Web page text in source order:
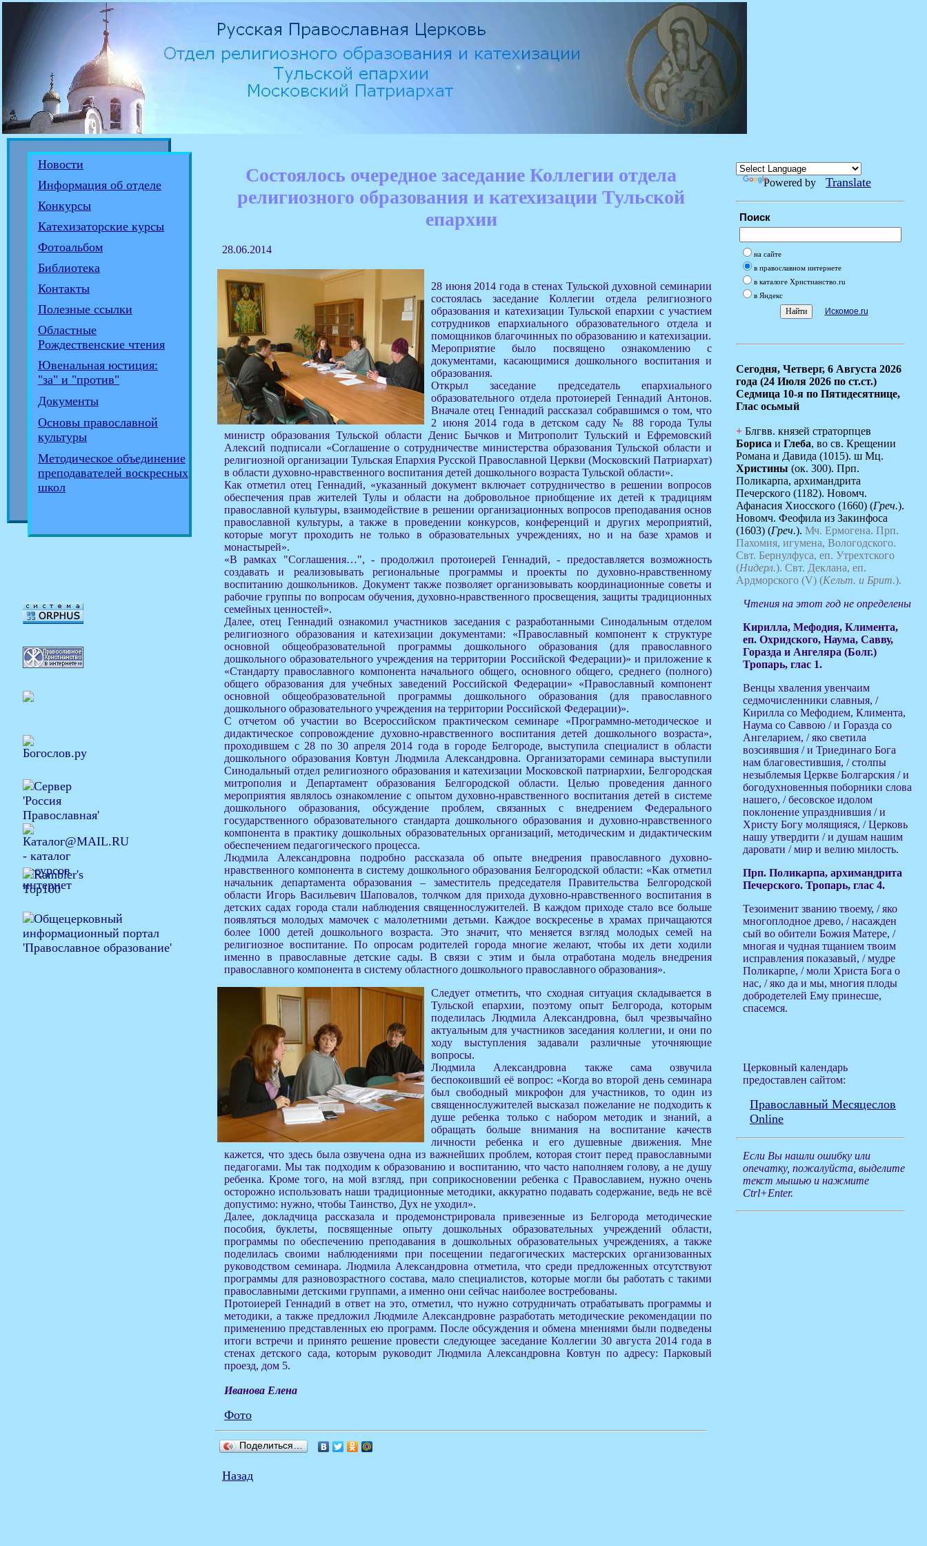
Новости
Информация об отделе
Конкурсы
Катехизаторские курсы
Фотоальбом
Библиотека
Контакты
Полезные ссылки
Областные
Рождественские чтения
Ювенальная юстиция:
"за" и "против"
Документы
Основы православной
культуры
Методическое объединение
преподавателей воскресных
школ
Состоялось очередное заседание Коллегии отдела
религиозного образования и катехизации Тульской
епархии
28.06.2014
28 июня 2014 года в стенах Тульской духовной семинарии
состоялась заседание Коллегии отдела религиозного
образования и катехизации Тульской епархии с участием
сотрудников епархиального образовательного отдела и
помощников благочинных по образованию и катехизации.
Мероприятие было посвящено ознакомлению с
документами, касающимися дошкольного воспитания и
образования.
Открыл заседание председатель епархиального
образовательного отдела протоиерей Геннадий Антонов.
Вначале отец Геннадий рассказал собравшимся о том, что
2 июня 2014 года в детском саду № 88 города Тулы
министр образования Тульской области Денис Бычков и Митрополит Тульский и Ефремовский
Алексий подписали «Соглашение о сотрудничестве министерства образования Тульской области и
религиозной организации Тульская Епархия Русской Православной Церкви (Московский Патриархат)
в области духовно-нравственного воспитания детей дошкольного возраста Тульской области».
Как отметил отец Геннадий, «указанный документ включает сотрудничество в решении вопросов
обеспечения прав жителей Тулы и области на добровольное приобщение их детей к традициям
православной культуры, взаимодействие в решении организационных вопросов преподавания основ
православной культуры, а также в проведении конкурсов, конференций и других мероприятий,
которые могут проходить не только в образовательных учреждениях, но и на базе храмов и
монастырей».
«В рамках "Соглашения…", - продолжил протоиерей Геннадий, - предоставляется возможность
создавать и реализовывать региональные программы и проекты по духовно-нравственному
воспитанию дошкольников. Документ также позволяет организовывать координационные советы и
рабочие группы по вопросам обучения, духовно-нравственного просвещения, защиты традиционных
семейных ценностей».
Далее, отец Геннадий ознакомил участников заседания с разработанными Синодальным отделом
религиозного образования и катехизации документами: «Православный компонент к структуре
основной общеобразовательной программы дошкольного образования (для православного
дошкольного образовательного учреждения на территории Российской Федерации)» и приложение к
«Стандарту православного компонента начального общего, основного общего, среднего (полного)
общего образования для учебных заведений Российской Федерации» «Православный компонент
основной общеобразовательной программы дошкольного образования (для православного
дошкольного образовательного учреждения на территории Российской Федерации)».
С отчетом об участии во Всероссийском практическом семинаре «Программно-методическое и
дидактическое сопровождение духовно-нравственного воспитания детей дошкольного возраста»,
проходившем с 28 по 30 апреля 2014 года в городе Белгороде, выступила специалист в области
дошкольного образования Ковтун Людмила Александровна. Организаторами семинара выступили
Синодальный отдел религиозного образования и катехизации Московской патриархии, Белгородская
митрополия и Департамент образования Белгородской области. Целью проведения данного
мероприятия являлось ознакомление с опытом духовно-нравственного воспитания детей в системе
дошкольного образования, обсуждение проблем, связанных с внедрением Федерального
государственного образовательного стандарта дошкольного образования и духовно-нравственного
компонента в практику дошкольных образовательных организаций, методическим и дидактическим
обеспечением педагогического процесса.
Людмила Александровна подробно рассказала об опыте внедрения православного духовно-
нравственного компонента в систему дошкольного образования Белгородской области: «Как отметил
начальник департамента образования – заместитель председателя Правительства Белгородской
области Игорь Васильевич Шаповалов, толчком для прихода духовно-нравственного воспитания в
детских садах города стали наблюдения священнослужителей. В каждом приходе стало все больше
появляться молодых мамочек с малолетними детьми. Каждое воскресенье в храмах причащаются
более 1000 детей дошкольного возраста. Это значит, что меняется взгляд молодых семей на
религиозное воспитание. По опросам родителей города многие желают, чтобы их дети ходили
именно в православные детские сады. В связи с этим и была отработана модель внедрения
православного компонента в систему областного дошкольного православного образования».
Следует отметить, что сходная ситуация складывается в
Тульской епархии, поэтому опыт Белгорода, которым
поделилась Людмила Александровна, был чрезвычайно
актуальным для участников заседания коллегии, и они по
ходу выступления задавали различные уточняющие
вопросы.
Людмила Александровна также сама озвучила
беспокоивший её вопрос: «Когда во второй день семинара
был свободный микрофон для участников, то один из
священнослужителей высказал пожелание не подходить к
душе ребенка только с набором методик и знаний, а
обращать больше внимания на воспитание качеств
личности ребенка и его душевные движения. Мне
кажется, что здесь была озвучена одна из важнейших проблем, которая стоит перед православными
педагогами. Мы так подходим к образованию и воспитанию, что часто наполняем голову, а не душу
ребенка. Кроме того, на мой взгляд, при соприкосновении ребенка с Православием, нужно очень
осторожно использовать наши традиционные методики, аккуратно подавать содержание, ведь не всё
допустимо: нужно, чтобы Таинство, Дух не уходил».
Далее, докладчица рассказала и продемонстрировала привезенные из Белгорода методические
пособия, буклеты, посвященные опыту дошкольных образовательных учреждений области,
программы по обеспечению преподавания в дошкольных образовательных учреждениях, а также
поделилась своими наблюдениями при посещении педагогических мастерских организованных
руководством семинара. Людмила Александровна отметила, что среди предложенных отсутствуют
программы для разновозрастного состава, мало специалистов, которые могли бы работать с такими
православными детскими группами, а именно они сейчас наиболее востребованы.
Протоиерей Геннадий в ответ на это, отметил, что нужно сотрудничать отрабатывать программы и
методики, а также предложил Людмиле Александровне разработать методические рекомендации по
применению представленных ею программ. После обсуждения и обмена мнениями были подведены
итоги встречи и принято решение провести следующее заседание Коллегии 30 августа 2014 года в
стенах детского сада, которым руководит Людмила Александровна Ковтун по адресу: Парковый
проезд, дом 5.
Иванова Елена
Фото
Поделиться…
Назад
Powered by Translate
Поиск
на сайте
в православном интернете
в каталоге Христианство.ru
в Яндекс
Искомое.ru
Сегодня, Четверг, 6 Августа 2026
года (24 Июля 2026 по ст.ст.)
Седмица 10-я по Пятидесятнице,
Глас осьмый
+ Блгвв. князей страторпцев
Бориса и Глеба, во св. Крещении
Романа и Давида (1015). ш Мц.
Христины (ок. 300). Прп.
Поликарпа, архимандрита
Печерского (1182). Новомч.
Афанасия Хиосского (1660) (Греч.).
Новомч. Феофила из Закинфоса
(1603) (Греч.). Мч. Ермогена. Прп.
Пахомия, игумена, Вологодского.
Свт. Бернулфуса, еп. Утрехтского
(Нидерл.). Свт. Деклана, еп.
Ардморского (V) (Кельт. и Брит.).
Чтения на этот год не определены
Кирилла, Мефодия, Климента,
еп. Охридского, Наума, Савву,
Горазда и Ангеляра (Болг.)
Тропарь, глас 1.
Венцы хваления увенчаим
седмочисленники славныя, /
Кирилла со Мефодием, Климента,
Наума со Саввою / и Горазда со
Ангеларием, / яко светила
возсиявшия / и Триединаго Бога
нам благовестившия, / столпы
незыблемыя Церкве Болгарския / и
богодухновенныя поборники слова
нашего, / бесовское идолом
поклонение упразднившия / и
Христу Богу молящияся, / Церковь
нашу утвердити / и душам нашим
даровати / мир и велию милость.
Прп. Поликарпа, архимандрита
Печерского. Тропарь, глас 4.
Тезоименит званию твоему, / яко
многоплодное древо, / насажден
сый во обители Божия Матере, /
многая и чудная тщанием твоим
исправления показавый, / мудре
Поликарпе, / моли Христа Бога о
нас, / яко да и мы, многия плоды
добродетелей Ему принесше,
спасемся.
Церковный календарь
предоставлен сайтом:
Православный Месяцеслов
Online
Если Вы нашли ошибку или
опечатку, пожалуйста, выделите
текст мышью и нажмите
Ctrl+Enter.